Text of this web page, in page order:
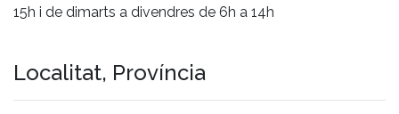
15h i de dimarts a divendres de 6h a 14h
Localitat, Província